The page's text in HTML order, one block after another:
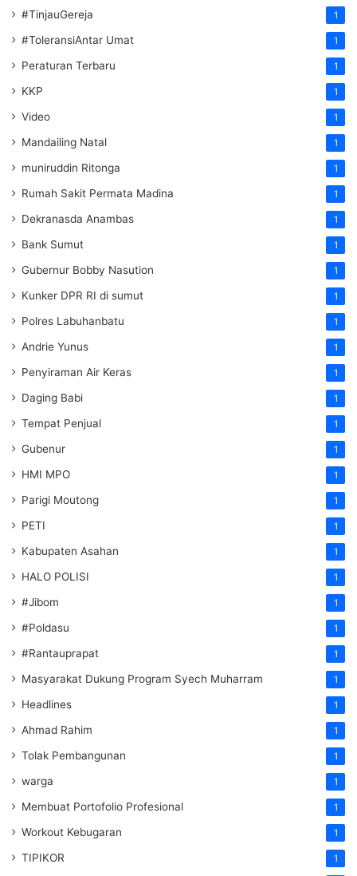
#TinjauGereja 1
#ToleransiAntar Umat 1
Peraturan Terbaru 1
KKP 1
Video 1
Mandailing Natal 1
muniruddin Ritonga 1
Rumah Sakit Permata Madina 1
Dekranasda Anambas 1
Bank Sumut 1
Gubernur Bobby Nasution 1
Kunker DPR RI di sumut 1
Polres Labuhanbatu 1
Andrie Yunus 1
Penyiraman Air Keras 1
Daging Babi 1
Tempat Penjual 1
Gubenur 1
HMI MPO 1
Parigi Moutong 1
PETI 1
Kabupaten Asahan 1
HALO POLISI 1
#Jibom 1
#Poldasu 1
#Rantauprapat 1
Masyarakat Dukung Program Syech Muharram 1
Headlines 1
Ahmad Rahim 1
Tolak Pembangunan 1
warga 1
Membuat Portofolio Profesional 1
Workout Kebugaran 1
TIPIKOR 1